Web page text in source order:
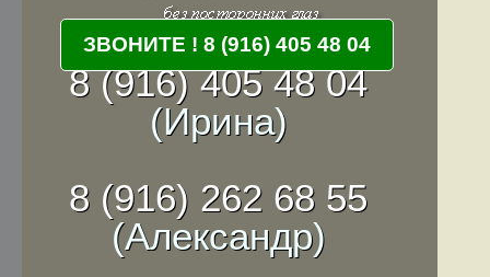
8 (916) 405 48 04
(Ирина)
8 (916) 262 68 55
(Александр)
ЗВОНИТЕ ! 8 (916) 405 48 04